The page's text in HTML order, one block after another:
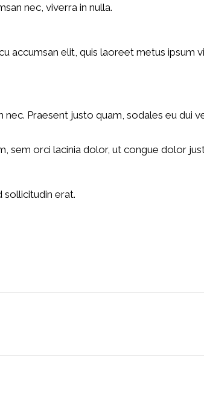
nec, viverra in nulla.
accumsan elit, quis laoreet metus ipsum
Praesent justo quam, sodales eu dui
sem orci lacinia dolor, ut congue dolor
sollicitudin erat.